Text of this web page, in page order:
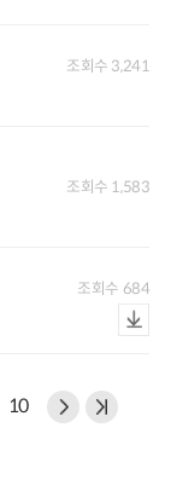
조회수 3,241
조회수 1,583
조회수 684
10